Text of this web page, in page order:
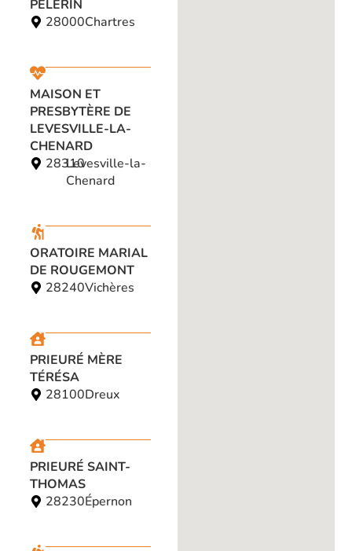
PÈLERIN
28000Chartres
MAISON ET
PRESBYTÈRE DE
LEVESVILLE-LA-
CHENARD
28310Levesville-la-
Chenard
ORATOIRE MARIAL
DE ROUGEMONT
28240Vichères
PRIEURÉ MÈRE
TÉRÉSA
28100Dreux
PRIEURÉ SAINT-
THOMAS
28230Épernon